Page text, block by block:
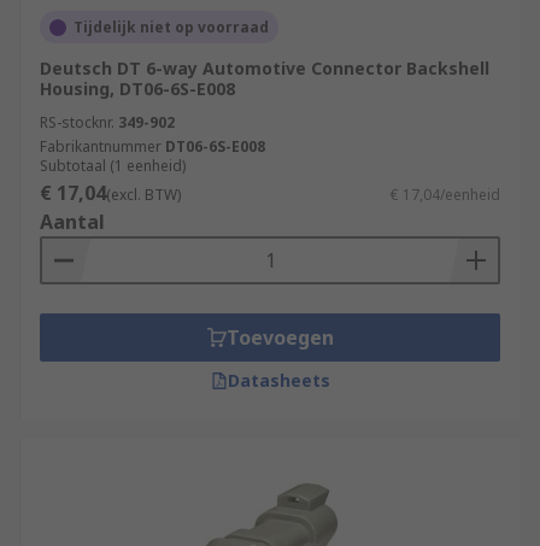
so they can be easily identified when connected
to large modular boards.
Why automotive connector backshells?
Automotive connector backshells can be used to
change the orientation of the connection and
allow the connectors to be tailored to the
application in which they will be used. This
enables connections to be made when the space
available is restricted.
Tijdelijk niet op voorraad
Deutsch DT 6-way Automotive Connector Backshell
Housing, DT06-6S-E008
RS-stocknr. 349-902
Fabrikantnummer DT06-6S-E008
Subtotaal (1 eenheid)
€ 17,04(excl. BTW) € 17,04/eenheid
Aantal
Toevoegen
Datasheets